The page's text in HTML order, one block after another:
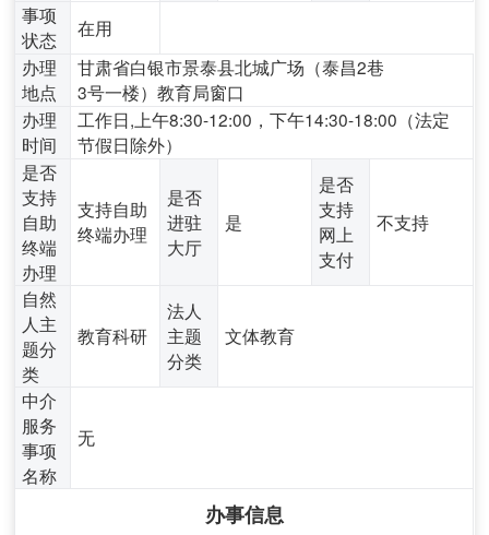
事项
状态
在用
办理
地点
甘肃省白银市景泰县北城广场（泰昌2巷
3号一楼）教育局窗口
办理
时间
工作日,上午8:30-12:00，下午14:30-18:00（法定
节假日除外）
是否
支持
自助
终端
办理
支持自助
终端办理
是否
进驻
大厅
是
是否
支持
网上
支付
不支持
自然
人主
题分
类
教育科研
法人
主题
分类
文体教育
中介
服务
事项
名称
无
办事信息